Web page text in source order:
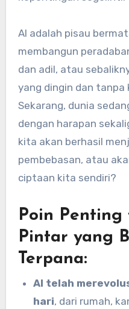
AI adalah pisau
membangun
dan adil, atau
yang dingin dan tanpa
Sekarang, dunia
dengan harapan
kita akan berhasil
pembebasan, atau
ciptaan kita sendiri?
Poin
Pintar yang
Terpana:
AI telah
hari, dari rumah,